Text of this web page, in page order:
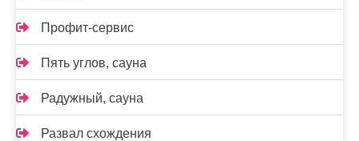
Профит-сервис
Пять углов, сауна
Радужный, сауна
Развал схождения